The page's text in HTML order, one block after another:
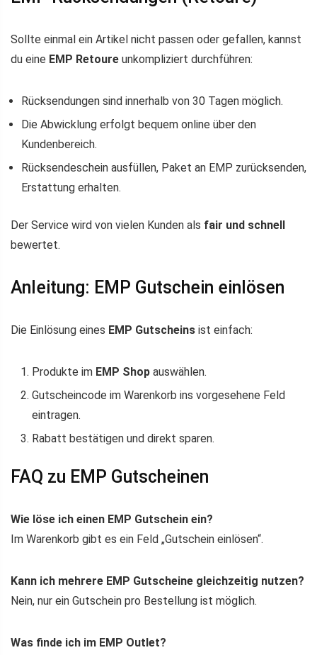
Sollte einmal ein Artikel nicht passen oder gefallen, kannst
du eine EMP Retoure unkompliziert durchführen:
Rücksendungen sind innerhalb von 30 Tagen möglich.
Die Abwicklung erfolgt bequem online über den
Kundenbereich.
Rücksendeschein ausfüllen, Paket an EMP zurücksenden,
Erstattung erhalten.
Der Service wird von vielen Kunden als fair und schnell
bewertet.
Anleitung: EMP Gutschein einlösen
Die Einlösung eines EMP Gutscheins ist einfach:
Produkte im EMP Shop auswählen.
Gutscheincode im Warenkorb ins vorgesehene Feld
eintragen.
Rabatt bestätigen und direkt sparen.
FAQ zu EMP Gutscheinen
Wie löse ich einen EMP Gutschein ein?
Im Warenkorb gibt es ein Feld „Gutschein einlösen“.
Kann ich mehrere EMP Gutscheine gleichzeitig nutzen?
Nein, nur ein Gutschein pro Bestellung ist möglich.
Was finde ich im EMP Outlet?